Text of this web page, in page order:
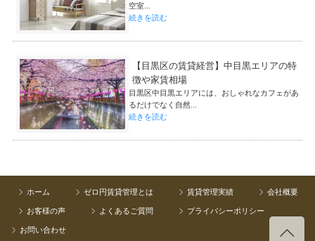
空室...
続きを読む
【目黒区の賃貸経営】中目黒エリアの特
徴や家賃相場
目黒区中目黒エリアには、おしゃれなカフェがあ
るだけでなく自然...
続きを読む
ホーム ゼロ円賃貸管理とは 賃貸管理実績 会社概要
お客様の声 よくあるご質問 プライバシーポリシー
お問い合わせ